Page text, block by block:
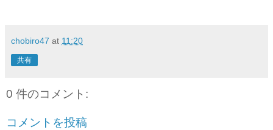
chobiro47 at 11:20
共有
0 件のコメント:
コメントを投稿